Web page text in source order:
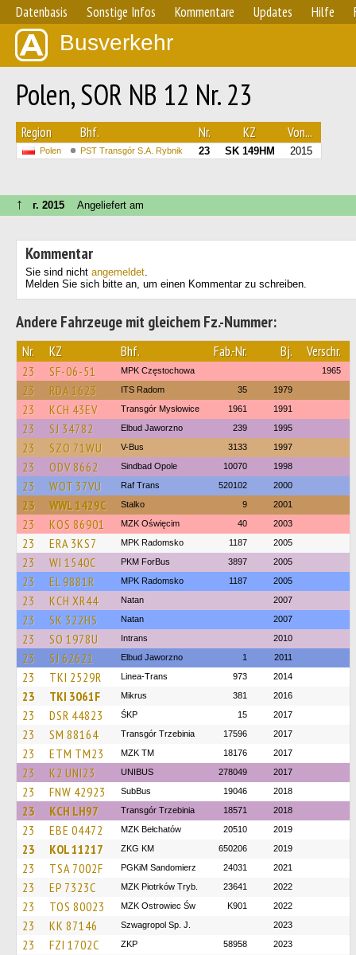
Datenbasis Sonstige Infos Kommentare Updates Hilfe
Busverkehr
Polen, SOR NB 12 Nr. 23
Region Bhf. Nr. KZ Von...
Polen PST Transgór S.A. Rybnik 23 SK 149HM 2015
↑ г. 2015 Angeliefert am
Kommentar
Sie sind nicht angemeldet.
Melden Sie sich bitte an, um einen Kommentar zu schreiben.
Andere Fahrzeuge mit gleichem Fz.-Nummer:
Nr. KZ Bhf. Fab.-Nr. Bj. Verschr.
23 SF-06-51 MPK Częstochowa 1965
23 RDA 1623 ITS Radom 35 1979
23 KCH 43EV Transgór Mysłowice 1961 1991
23 SJ 34782 Elbud Jaworzno 239 1995
23 SZO 71WU V-Bus 3133 1997
23 ODV 8662 Sindbad Opole 10070 1998
23 WOT 37VU Raf Trans 520102 2000
23 WWL 1429C Stalko 9 2001
23 KOS 86901 MZK Oświęcim 40 2003
23 ERA 3KS7 MPK Radomsko 1187 2005
23 WI 1540C PKM ForBus 3897 2005
23 EL 9881R MPK Radomsko 1187 2005
23 KCH XR44 Natan 2007
23 SK 322HS Natan 2007
23 SO 1978U Intrans 2010
23 SJ 62621 Elbud Jaworzno 1 2011
23 TKI 2529R Linea-Trans 973 2014
23 TKI 3061F Mikrus 381 2016
23 DSR 44823 ŚKP 15 2017
23 SM 88164 Transgór Trzebinia 17596 2017
23 ETM TM23 MZK TM 18176 2017
23 K2 UNI23 UNIBUS 278049 2017
23 FNW 42923 SubBus 19046 2018
23 KCH LH97 Transgór Trzebinia 18571 2018
23 EBE 04472 MZK Bełchatów 20510 2019
23 KOL 11217 ZKG KM 650206 2019
23 TSA 7002F PGKiM Sandomierz 24031 2021
23 EP 7323C MZK Piotrków Tryb. 23641 2022
23 TOS 80023 MZK Ostrowiec Św K901 2022
23 KK 87146 Szwagropol Sp. J. 2023
23 FZI 1702C ZKP 58958 2023